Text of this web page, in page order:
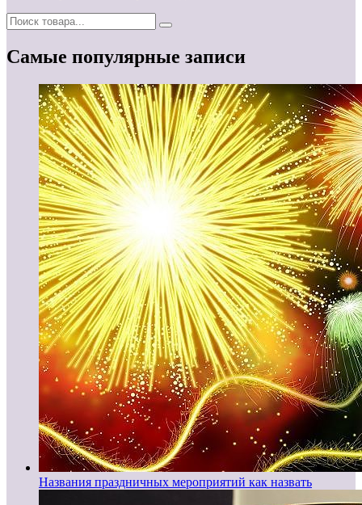
Самые популярные записи
Названия праздничных мероприятий как назвать